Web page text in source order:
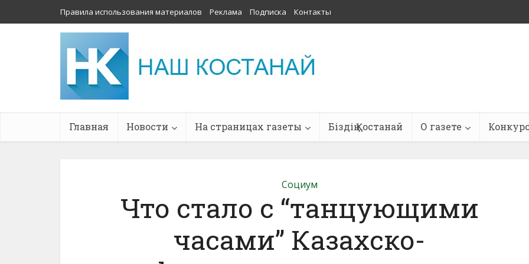
Правила использования материалов Реклама Подписка Контакты
Главная Новости На страницах газеты Біздің Қостанай О газете
Социум
Что стало с “танцующими
часами” Казахско-